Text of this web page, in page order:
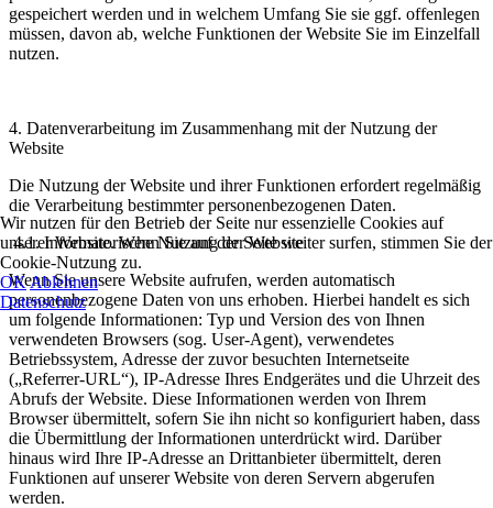
gespeichert werden und in welchem Umfang Sie sie ggf. offenlegen
müssen, davon ab, welche Funktionen der Website Sie im Einzelfall
nutzen.
4. Datenverarbeitung im Zusammenhang mit der Nutzung der
Website
Die Nutzung der Website und ihrer Funktionen erfordert regelmäßig
die Verarbeitung bestimmter personenbezogenen Daten.
4.1. Informatorische Nutzung der Website
Wenn Sie unsere Website aufrufen, werden automatisch
personenbezogene Daten von uns erhoben. Hierbei handelt es sich
um folgende Informationen: Typ und Version des von Ihnen
verwendeten Browsers (sog. User-Agent), verwendetes
Betriebssystem, Adresse der zuvor besuchten Internetseite
(„Referrer-URL“), IP-Adresse Ihres Endgerätes und die Uhrzeit des
Abrufs der Website. Diese Informationen werden von Ihrem
Browser übermittelt, sofern Sie ihn nicht so konfiguriert haben, dass
die Übermittlung der Informationen unterdrückt wird. Darüber
hinaus wird Ihre IP-Adresse an Drittanbieter übermittelt, deren
Funktionen auf unserer Website von deren Servern abgerufen
werden.
Wir nutzen für den Betrieb der Seite nur essenzielle Cookies auf
unserer Website. Wenn Sie auf der Seite weiter surfen, stimmen Sie der
Cookie-Nutzung zu.
OKAblehnen
Datenschutz